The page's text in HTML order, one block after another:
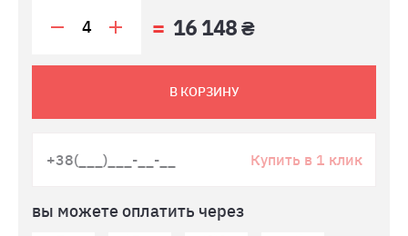
16 148 ₴
В КОРЗИНУ
Купить в 1 клик
вы можете оплатить через